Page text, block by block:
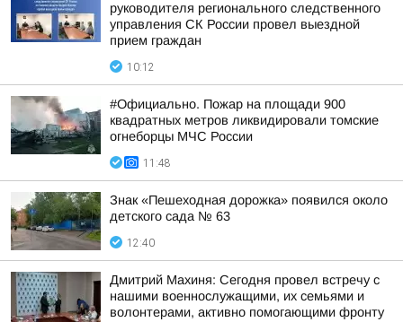
руководителя регионального следственного
управления СК России провел выездной
прием граждан
10:12
#Официально. Пожар на площади 900
квадратных метров ликвидировали томские
огнеборцы МЧС России
11:48
Знак «Пешеходная дорожка» появился около
детского сада № 63
12:40
Дмитрий Махиня: Сегодня провел встречу с
нашими военнослужащими, их семьями и
волонтерами, активно помогающими фронту